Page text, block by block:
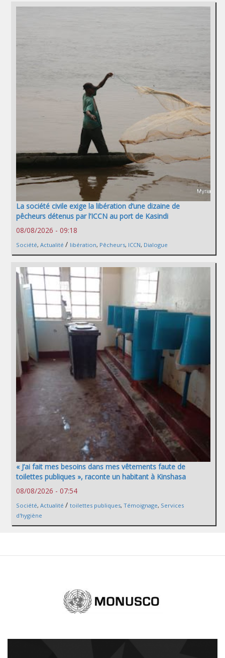
La société civile exige la libération d’une dizaine de
pêcheurs détenus par l’ICCN au port de Kasindi
08/08/2026 - 09:18
Société, Actualité / libération, Pêcheurs, ICCN, Dialogue
« J’ai fait mes besoins dans mes vêtements faute de
toilettes publiques », raconte un habitant à Kinshasa
08/08/2026 - 07:54
Société, Actualité / toilettes publiques, Témoignage, Services
d'hygiène